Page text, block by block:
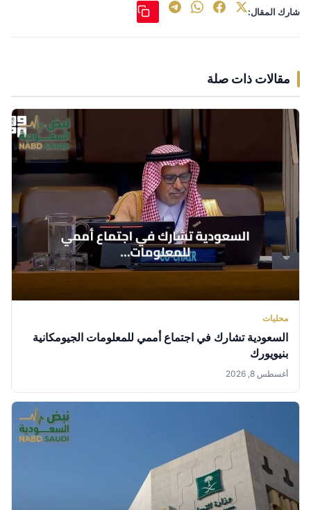
شارك المقال:
مقالات ذات صلة
محليات
السعودية تشارك في اجتماع أممي للمعلومات الجيومكانية
بنيويورك
أغسطس 8, 2026